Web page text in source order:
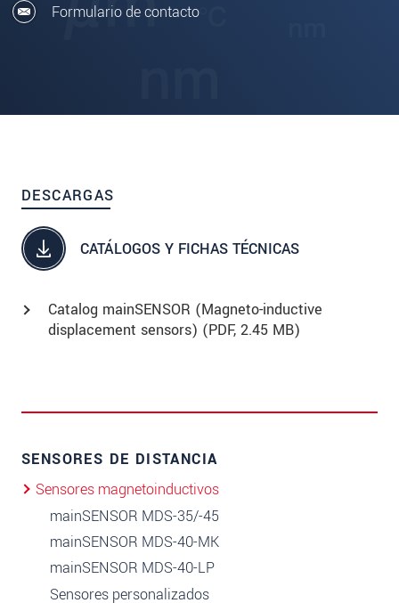
Formulario de contacto
DESCARGAS
CATÁLOGOS Y FICHAS TÉCNICAS
Catalog mainSENSOR (Magneto-inductive
displacement sensors) (PDF, 2.45 MB)
SENSORES DE DISTANCIA
Sensores magnetoinductivos
mainSENSOR MDS-35/-45
mainSENSOR MDS-40-MK
mainSENSOR MDS-40-LP
Sensores personalizados